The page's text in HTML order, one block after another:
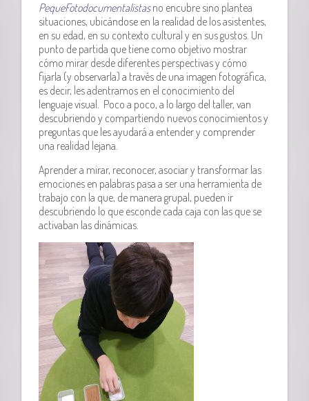
PequeFotodocumentalistasno encubre sino plantea
situaciones, ubicándose en la realidad de los asistentes,
en su edad, en su contexto cultural y en sus gustos. Un
punto de partida que tiene como objetivo mostrar
cómo mirar desde diferentes perspectivas y cómo
fijarla (y observarla) a través de una imagen fotográfica,
es decir, les adentramos en el conocimiento del
lenguaje visual. Poco a poco, a lo largo del taller, van
descubriendo y compartiendo nuevos conocimientos y
preguntas que les ayudará a entender y comprender
una realidad lejana.
Aprender a mirar, reconocer, asociar y transformar las
emociones en palabras pasa a ser una herramienta de
trabajo con la que, de manera grupal, pueden ir
descubriendo lo que esconde cada caja con las que se
activaban las dinámicas.